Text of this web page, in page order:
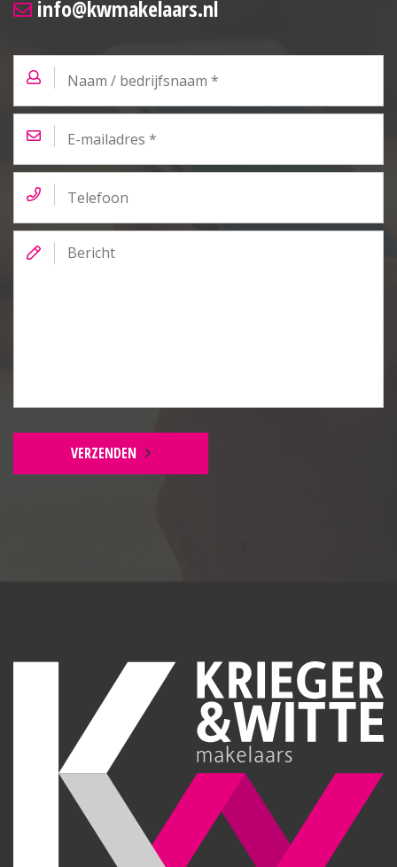
info@kwmakelaars.nl
bedrijfsnaam *
mailadres
*
VERZENDEN